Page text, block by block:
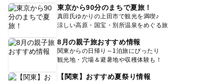
東京から90分のまちで夏旅！
真田氏ゆかりの上田市で観光を満喫♪
涼しい高原・国宝・別所温泉をめぐる旅
8月の親子旅おすすめ情報
関東からの日帰り～1泊旅にぴったり
観光地・穴場＆避暑地や収穫体験も！
【関東】おすすめ夏祭り情報